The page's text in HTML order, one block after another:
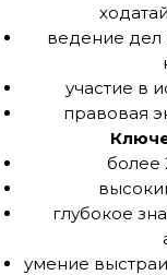
ведение дел
участие в
правовая
более
глубокое
умение